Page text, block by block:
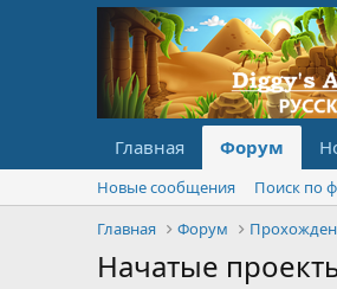
Главная Форум
Новые сообщения
Поиск по
Главная
Форум
Начатые